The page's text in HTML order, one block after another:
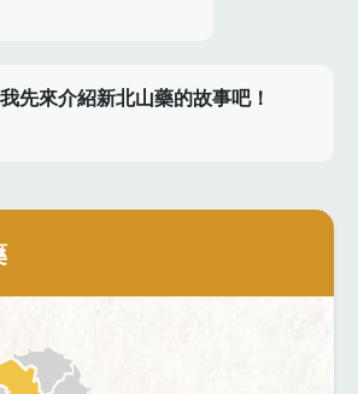
先來介紹新北山藥的故事吧！